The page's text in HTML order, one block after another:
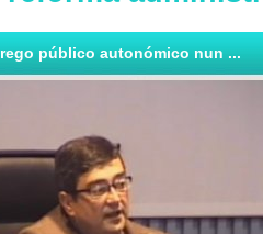
público autonómico nun ...